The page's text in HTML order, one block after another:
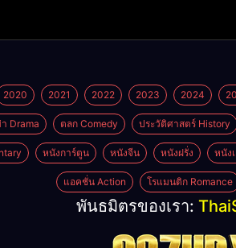
2020 2021 2022 2023 2024
Drama ตลก Comedy ประวัติศาสตร์ History
หนังการ์ตูน หนังจีน หนังฝรั่ง หนัง
แอคชั่น Action โรแมนติก Romance
พันธมิตรของเรา: